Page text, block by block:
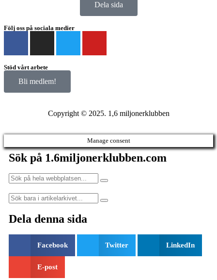
Dela sida
Följ oss på sociala medier
Stöd vårt arbete
Bli medlem!
Copyright © 2025. 1,6 miljonerklubben
Manage consent
Sök på 1.6miljonerklubben.com
Dela denna sida
Facebook Twitter LinkedIn
E-post